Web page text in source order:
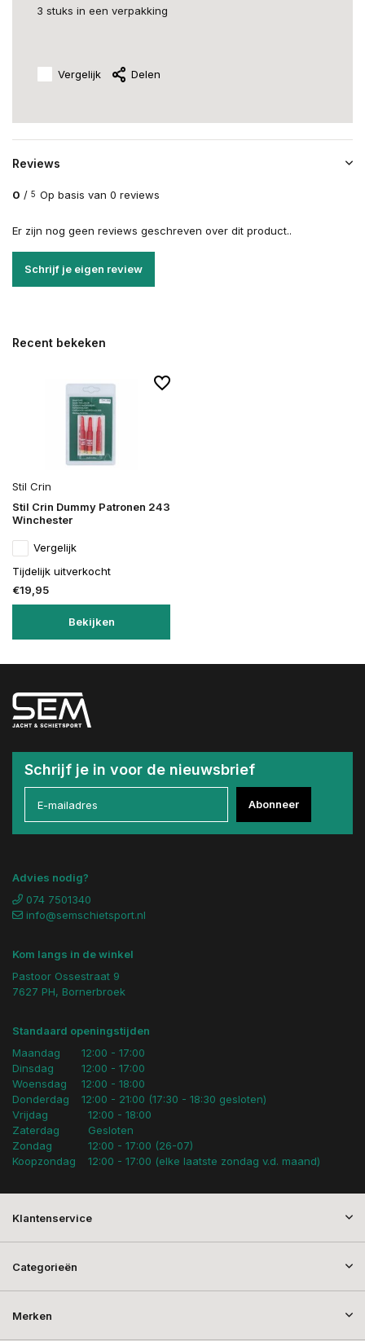
3 stuks in een verpakking
Vergelijk Delen
Reviews
0 / 5 Op basis van 0 reviews
Er zijn nog geen reviews geschreven over dit product..
Schrijf je eigen review
Recent bekeken
Stil Crin
Stil Crin Dummy Patronen 243
Winchester
Vergelijk
Tijdelijk uitverkocht
€19,95
Bekijken
Schrijf je in voor de nieuwsbrief
Abonneer
Advies nodig?
074 7501340
info@semschietsport.nl
Kom langs in de winkel
Pastoor Ossestraat 9
7627 PH, Bornerbroek
Standaard openingstijden
Maandag
Dinsdag
Woensdag
Donderdag
12:00 - 17:00
12:00 - 17:00
12:00 - 18:00
12:00 - 21:00 (17:30 - 18:30 gesloten)
Vrijdag
Zaterdag
Zondag
Koopzondag
12:00 - 18:00
Gesloten
12:00 - 17:00 (26-07)
12:00 - 17:00 (elke laatste zondag v.d. maand)
Klantenservice
Categorieën
Merken